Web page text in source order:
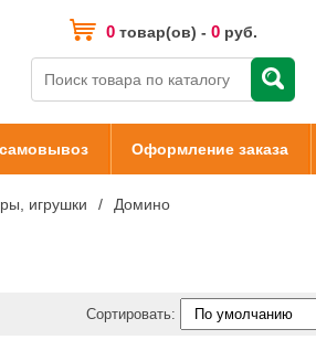
0 товар(ов) - 0 руб.
Оформление заказа
игрушки Домино
Сортировать: